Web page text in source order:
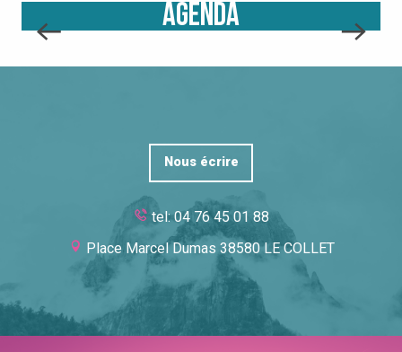
AGENDA
Nous écrire
tel: 04 76 45 01 88
Place Marcel Dumas 38580 LE COLLET